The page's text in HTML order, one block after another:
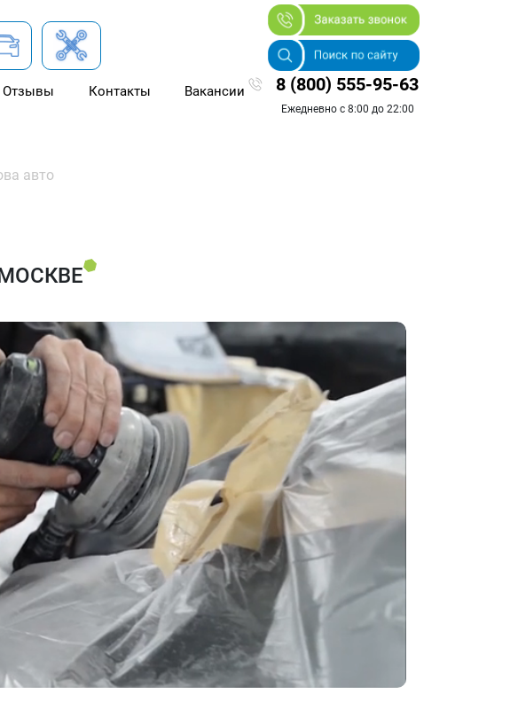
Отзывы Контакты Вакансии 8 (800) 555-95-63
Ежедневно с 8:00 до 22:00
авто